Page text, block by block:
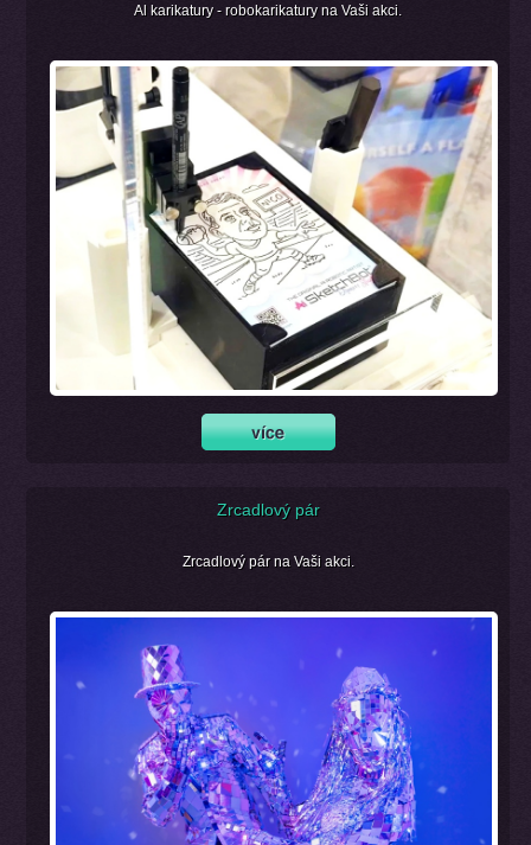
Al karikatury - robokarikatury na Vaši akci.
Zrcadlový pár
Zrcadlový pár na Vaši akci.